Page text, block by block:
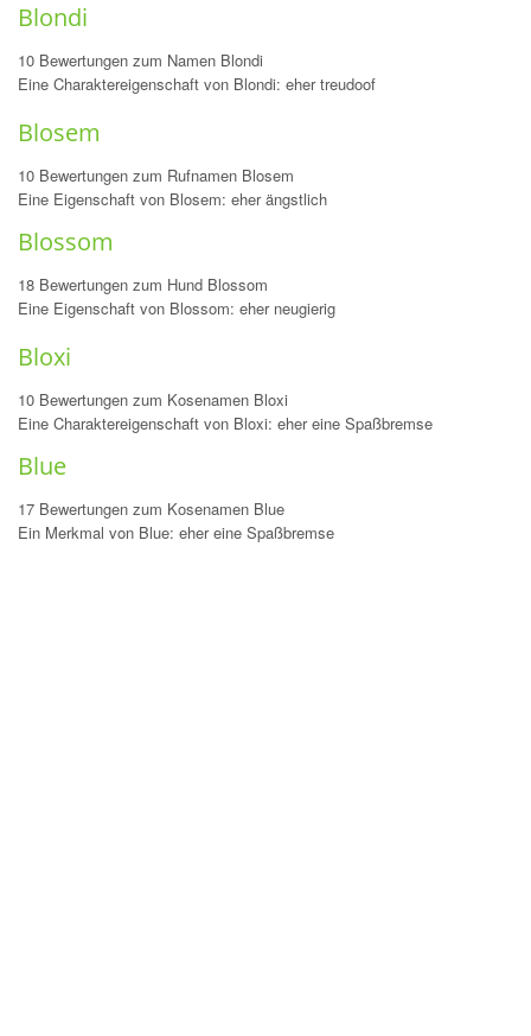
Blondi
10 Bewertungen zum Namen Blondi
Eine Charaktereigenschaft von Blondi: eher treudoof
Blosem
10 Bewertungen zum Rufnamen Blosem
Eine Eigenschaft von Blosem: eher ängstlich
Blossom
18 Bewertungen zum Hund Blossom
Eine Eigenschaft von Blossom: eher neugierig
Bloxi
10 Bewertungen zum Kosenamen Bloxi
Eine Charaktereigenschaft von Bloxi: eher eine Spaßbremse
Blue
17 Bewertungen zum Kosenamen Blue
Ein Merkmal von Blue: eher eine Spaßbremse